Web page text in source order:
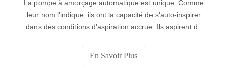
La pompe à amorçage automatique est unique. Comme
leur nom l'indique, ils ont la capacité de s'auto-inspirer
dans des conditions d'aspiration accrue. Ils aspirent du
qui rend le travail plus facile et plus sûr que les pompes
souterraines. Dans les bonnes conditions, ils libèrent leur
En Savoir Plus